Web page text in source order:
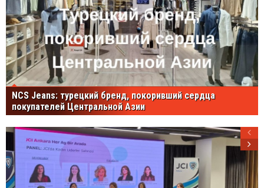
NCS Jeans: турецкий бренд, покоривший сердца
покупателей Центральной Азии